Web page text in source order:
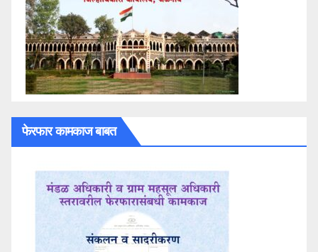
फेरफार कामकाज बाबत